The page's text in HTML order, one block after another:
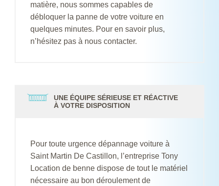
matière, nous sommes capables de
débloquer la panne de votre voiture en
quelques minutes. Pour en savoir plus,
n’hésitez pas à nous contacter.
UNE ÉQUIPE SÉRIEUSE ET RÉACTIVE
À VOTRE DISPOSITION
Pour toute urgence dépannage voiture à
Saint Martin De Castillon, l’entreprise Tony
Location de benne dispose de tout le matériel
nécessaire au bon déroulement de